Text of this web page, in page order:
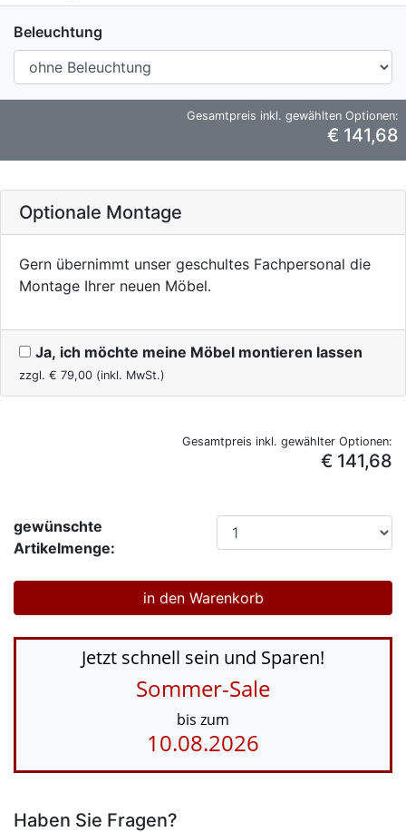
Beleuchtung
Gesamtpreis inkl. gewählten Optionen:
€ 141,68
Optionale Montage
Gern übernimmt unser geschultes Fachpersonal die
Montage Ihrer neuen Möbel.
Ja, ich möchte meine Möbel montieren lassen
zzgl. € 79,00 (inkl. MwSt.)
Gesamtpreis inkl. gewählter Optionen:
€ 141,68
gewünschte
Artikelmenge:
Jetzt schnell sein und Sparen!
Sommer-Sale
bis zum
10.08.2026
Haben Sie Fragen?